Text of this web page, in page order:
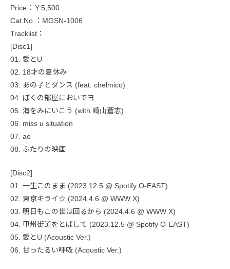
Price：￥5,500
Cat.No.：MGSN-1006
Tracklist：
[Disc1]
01. 愛とU
02. 18才の夏休み
03. あの子とダンス (feat. chelmico)
04. ぼくの部屋においでヨ
05. 海をみにいこう (with 崎山蒼志)
06. miss u situation
07. ao
08. ふたりの映画
[Disc2]
01. 一生このまま (2023.12.5 @ Spotify O-EAST)
02. 東京キライ☆ (2024.4.6 @ WWW X)
03. 明日もこの世は回るから (2024.4.6 @ WWW X)
04. 甲州街道をとばして (2023.12.5 @ Spotify O-EAST)
05. 愛とU (Acoustic Ver.)
06. 甘ったるい呼吸 (Acoustic Ver.)